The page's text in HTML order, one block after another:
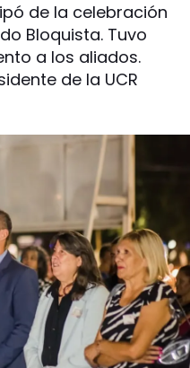
de la celebración
Bloquista. Tuvo
a los aliados.
de la UCR